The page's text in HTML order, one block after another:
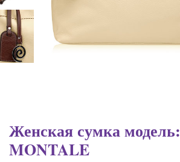
Женская сумка модель:
MONTALE